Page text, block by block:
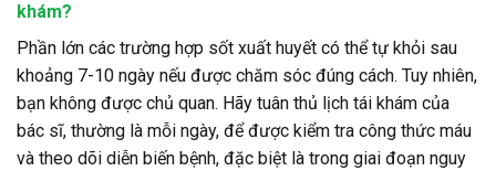
khám?
Phần lớn các trường hợp sốt xuất huyết có thể tự khỏi sau
khoảng 7-10 ngày nếu được chăm sóc đúng cách. Tuy nhiên,
bạn không được chủ quan. Hãy tuân thủ lịch tái khám của
bác sĩ, thường là mỗi ngày, để được kiểm tra công thức máu
và theo dõi diễn biến bệnh, đặc biệt là trong giai đoạn nguy